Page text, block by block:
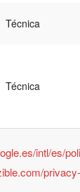
Técnica
Técnica
intl/es/